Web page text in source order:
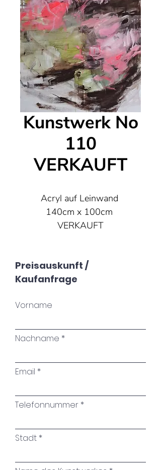
Kunstwerk No
110
VERKAUFT
Acryl auf Leinwand
140cm x 100cm
VERKAUFT
Preisauskunft /
Kaufanfrage
Vorname
Nachname
Email
Telefonnummer
Stadt